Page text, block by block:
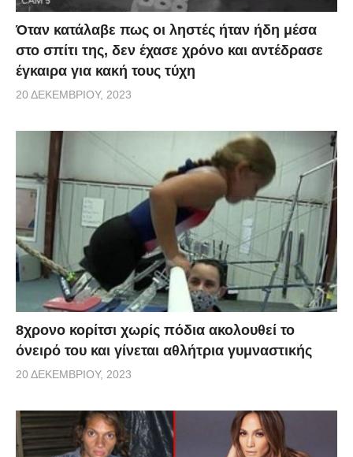
Όταν κατάλαβε πως οι ληστές ήταν ήδη μέσα
στο σπίτι της, δεν έχασε χρόνο και αντέδρασε
έγκαιρα για κακή τους τύχη
20 ΔΕΚΕΜΒΡΊΟΥ, 2023
8χρονο κορίτσι χωρίς πόδια ακολουθεί το
όνειρό του και γίνεται αθλήτρια γυμναστικής
20 ΔΕΚΕΜΒΡΊΟΥ, 2023